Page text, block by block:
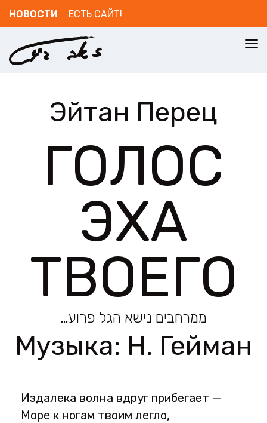
НОВОСТИ ЕСТЬ САЙТ!
Эйтан Перец
ГОЛОС
ЭХА
ТВОЕГО
ממרחבים נישא הגל פרוע…
Музыка: Н. Гейман
Издалека волна вдруг прибегает —
Море к ногам твоим легло,